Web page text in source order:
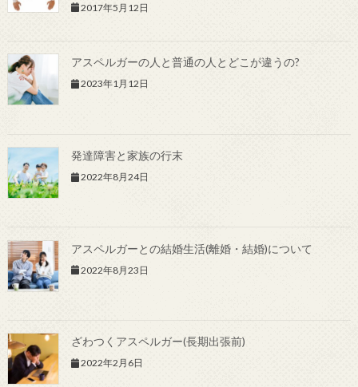
2017年5月12日
アスペルガーの人と普通の人とどこが違うの?
2023年1月12日
発達障害と家族の行末
2022年8月24日
アスペルガーとの結婚生活(離婚・結婚)について
2022年8月23日
ざわつくアスペルガー(長期出張前)
2022年2月6日